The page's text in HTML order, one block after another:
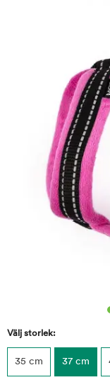
Välj storlek:
35 cm 37 cm